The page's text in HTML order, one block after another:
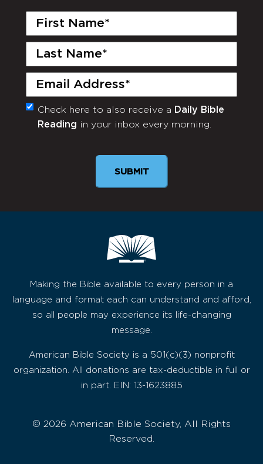
First
Last
Email
(Required)
Monthly
Newsletter
Check here to also receive a Daily Bible
Reading in your inbox every morning.
SUBMIT
Making the Bible available to every person in a
language and format each can understand and afford,
so all people may experience its life-changing
message.
American Bible Society is a 501(c)(3) nonprofit
organization. All donations are tax-deductible in full or
in part. EIN: 13-1623885
© 2026 American Bible Society, All Rights
Reserved.